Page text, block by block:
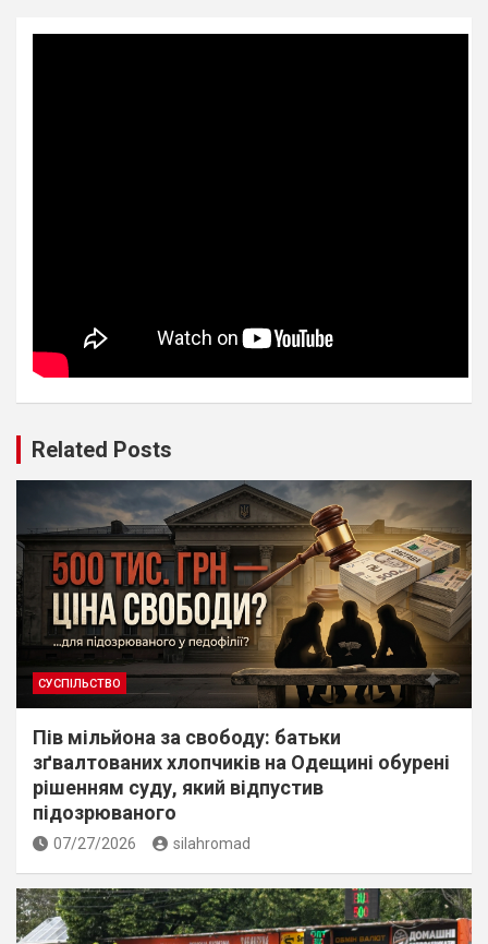
Related Posts
СУСПІЛЬСТВО
Пів мільйона за свободу: батьки
зґвалтованих хлопчиків на Одещині обурені
рішенням суду, який відпустив
підозрюваного
07/27/2026 silahromad